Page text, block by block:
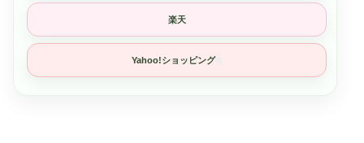
楽天
Yahoo!ショッピング